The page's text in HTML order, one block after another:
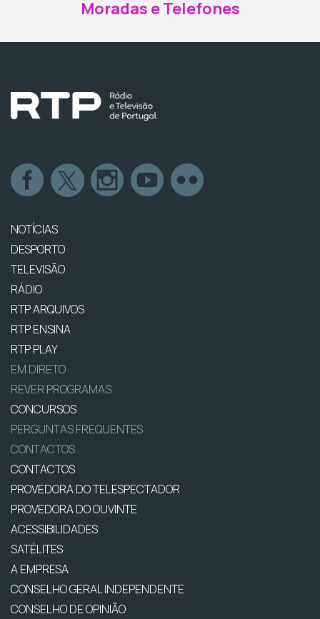
Moradas e Telefones
NOTÍCIAS
DESPORTO
TELEVISÃO
RÁDIO
RTP ARQUIVOS
RTP ENSINA
RTP PLAY
EM DIRETO
REVER PROGRAMAS
CONCURSOS
PERGUNTAS FREQUENTES
CONTACTOS
CONTACTOS
PROVEDORA DO TELESPECTADOR
PROVEDORA DO OUVINTE
ACESSIBILIDADES
SATÉLITES
A EMPRESA
CONSELHO GERAL INDEPENDENTE
CONSELHO DE OPINIÃO